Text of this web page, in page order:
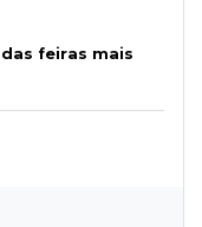
feiras mais